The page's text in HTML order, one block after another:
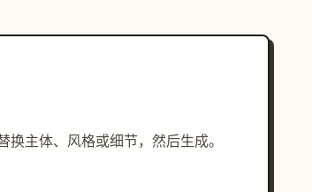
换主体、风格或细节，然后生成。